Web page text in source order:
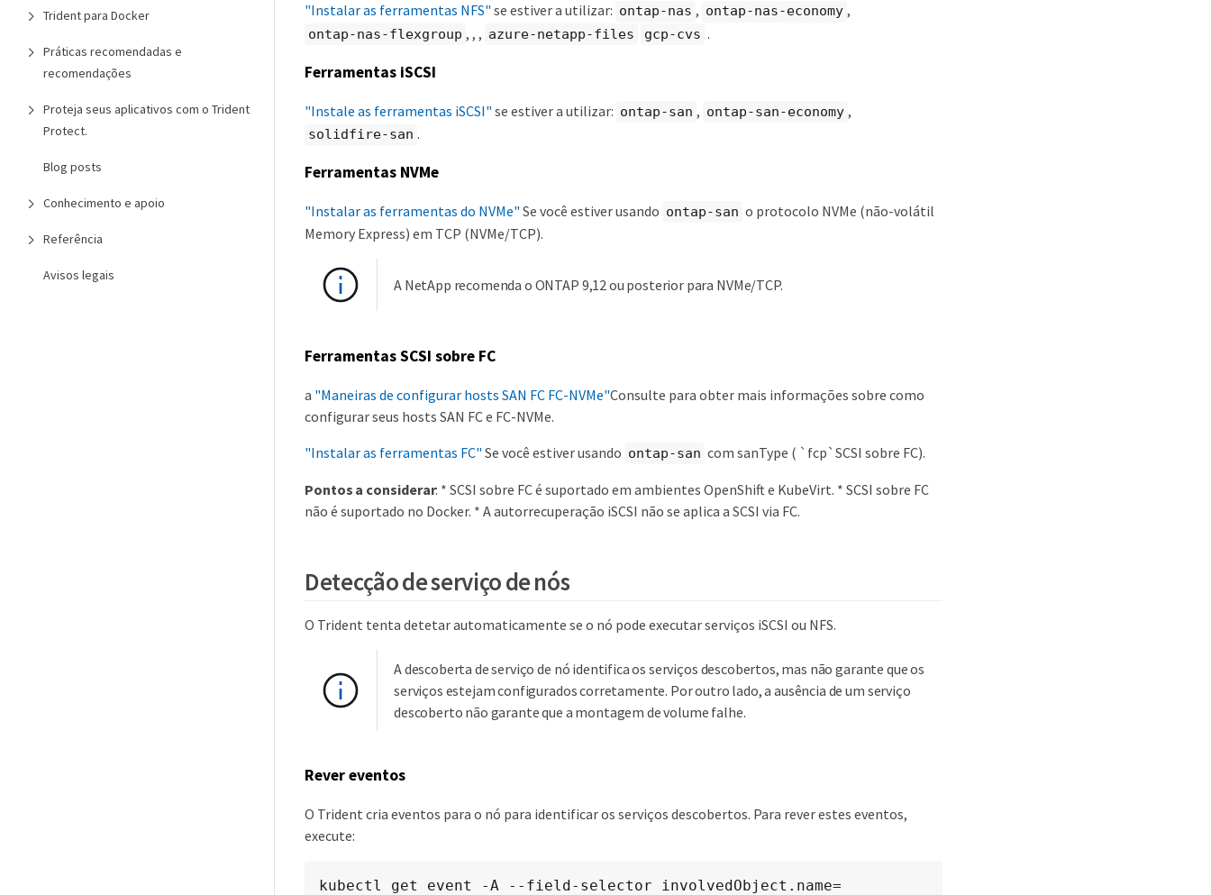
Trident para Docker
Práticas recomendadas e
recomendações
Proteja seus aplicativos com o Trident
Protect.
Blog posts
Conhecimento e apoio
Referência
Avisos legais
"Instalar as ferramentas NFS" se estiver a utilizar: ontap-nas , ontap-nas-economy ,
ontap-nas-flexgroup , , , azure-netapp-files gcp-cvs .
Ferramentas iSCSI
"Instale as ferramentas iSCSI" se estiver a utilizar: ontap-san , ontap-san-economy ,
solidfire-san .
Ferramentas NVMe
"Instalar as ferramentas do NVMe" Se você estiver usando ontap-san o protocolo NVMe (não-volátil
Memory Express) em TCP (NVMe/TCP).
A NetApp recomenda o ONTAP 9,12 ou posterior para NVMe/TCP.
Ferramentas SCSI sobre FC
a "Maneiras de configurar hosts SAN FC FC-NVMe"Consulte para obter mais informações sobre como
configurar seus hosts SAN FC e FC-NVMe.
"Instalar as ferramentas FC" Se você estiver usando ontap-san com sanType ( `fcp`SCSI sobre FC).
Pontos a considerar: * SCSI sobre FC é suportado em ambientes OpenShift e KubeVirt. * SCSI sobre FC
não é suportado no Docker. * A autorrecuperação iSCSI não se aplica a SCSI via FC.
Detecção de serviço de nós
O Trident tenta detetar automaticamente se o nó pode executar serviços iSCSI ou NFS.
A descoberta de serviço de nó identifica os serviços descobertos, mas não garante que os
serviços estejam configurados corretamente. Por outro lado, a ausência de um serviço
descoberto não garante que a montagem de volume falhe.
Rever eventos
O Trident cria eventos para o nó para identificar os serviços descobertos. Para rever estes eventos,
execute:
kubectl get event -A --field-selector involvedObject.name=